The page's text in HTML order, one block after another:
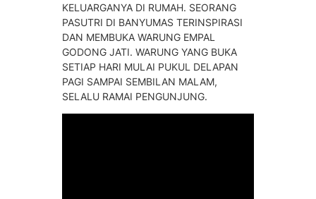
KELUARGANYA DI RUMAH. SEORANG
PASUTRI DI BANYUMAS TERINSPIRASI
DAN MEMBUKA WARUNG EMPAL
GODONG JATI. WARUNG YANG BUKA
SETIAP HARI MULAI PUKUL DELAPAN
PAGI SAMPAI SEMBILAN MALAM,
SELALU RAMAI PENGUNJUNG.